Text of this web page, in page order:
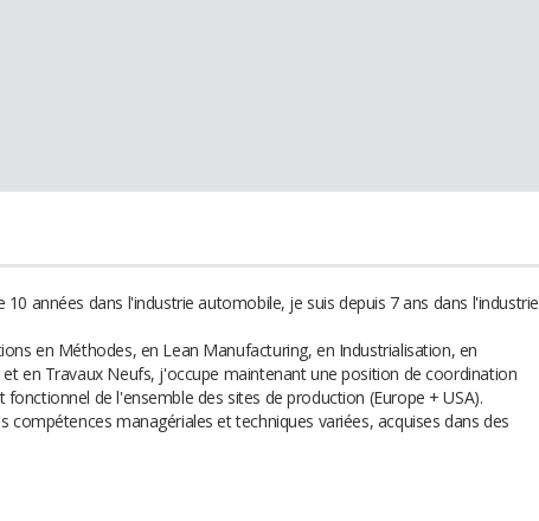
années dans l'industrie automobile, je suis depuis 7 ans dans l'industrie
en Méthodes, en Lean Manufacturing, en Industrialisation, en
et en Travaux Neufs, j'occupe maintenant une position de coordination
de l'ensemble des sites de production (Europe + USA).
compétences managériales et techniques variées, acquises dans des